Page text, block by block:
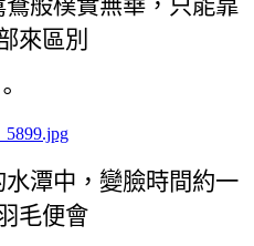
般樸實無華，只能靠
來區別
。
潭中，變臉時間約一
毛便會